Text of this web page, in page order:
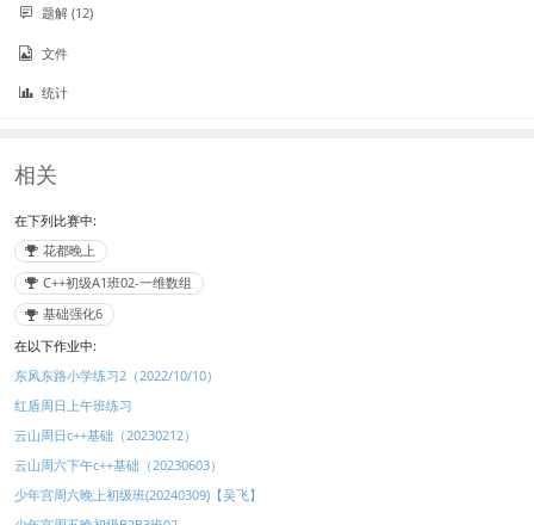
题解 (12)
文件
统计
相关
在下列比赛中:
花都晚上
C++初级A1班02-一维数组
基础强化6
在以下作业中:
东风东路小学练习2（2022/10/10）
红盾周日上午班练习
云山周日c++基础（20230212）
云山周六下午c++基础（20230603）
少年宫周六晚上初级班(20240309)【吴飞】